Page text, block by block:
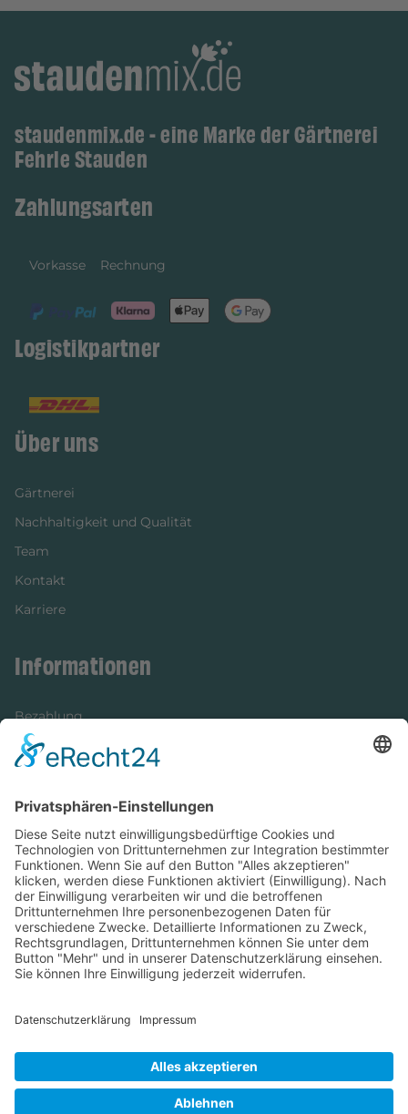
staudenmix.de - eine Marke der Gärtnerei
Fehrle Stauden
Zahlungsarten
Vorkasse Rechnung
Logistikpartner
Über uns
Gärtnerei
Nachhaltigkeit und Qualität
Team
Kontakt
Karriere
Informationen
Bezahlung
Newsletter
Versandinformationen
Verfügbarkeit/Verträglichkeit
Rechtliches
Widerrufsrecht und Widerrufsformular
Impressum
Datenschutzerklärung
Cookie-Einstellungen
AGB
Streitbeilegungsstelle